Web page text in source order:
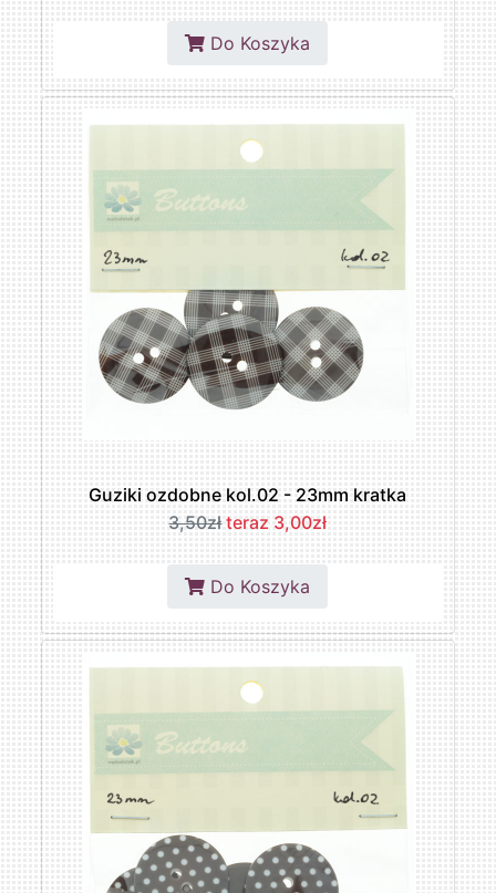
Do Koszyka
Guziki ozdobne kol.02 - 23mm kratka
3,50zł teraz 3,00zł
Do Koszyka